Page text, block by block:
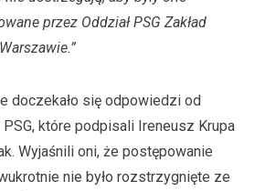
przez Oddział PSG Zakład
doczekało się odpowiedzi od
PSG, które podpisali Ireneusz Krupa
Wyjaśnili oni, że postępowanie
nie było rozstrzygnięte ze